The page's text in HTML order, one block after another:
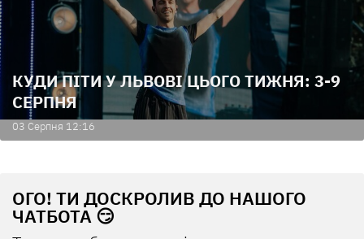
КУДИ ПІТИ У ЛЬВОВІ ЦЬОГО ТИЖНЯ: 3-9
СЕРПНЯ
03 Серпня 12:16
ОГО! ТИ ДОСКРОЛИВ ДО НАШОГО
ЧАТБОТА 😏